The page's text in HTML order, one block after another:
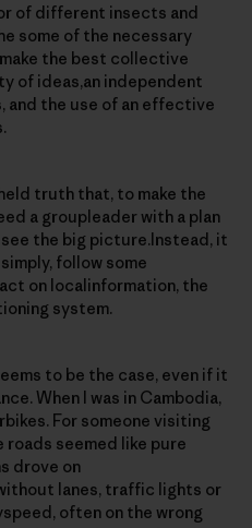
of different insects and
some of the necessary
the best collective
of ideas,an independent
and the use of an effective
truth that, to make the
a groupleader with a plan
the big picture.Instead, it
follow some
on localinformation, the
system.
to be the case, even if it
When I was in Cambodia,
For someone visiting
roads seemed like pure
drove on
lanes, traffic lights or
often on the wrong